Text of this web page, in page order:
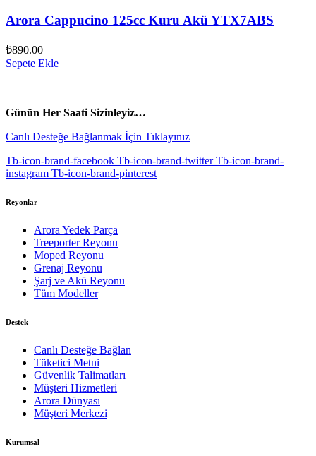
Arora Cappucino 125cc Kuru Akü YTX7ABS
₺890.00
Sepete Ekle
Günün Her Saati Sizinleyiz…
Canlı Desteğe Bağlanmak İçin Tıklayınız
Tb-icon-brand-facebook Tb-icon-brand-twitter Tb-icon-brand-
instagram Tb-icon-brand-pinterest
Reyonlar
Arora Yedek Parça
Treeporter Reyonu
Moped Reyonu
Grenaj Reyonu
Şarj ve Akü Reyonu
Tüm Modeller
Destek
Canlı Desteğe Bağlan
Tüketici Metni
Güvenlik Talimatları
Müşteri Hizmetleri
Arora Dünyası
Müşteri Merkezi
Kurumsal